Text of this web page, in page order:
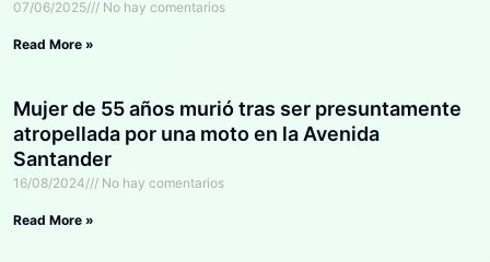
07/06/2025 No hay comentarios
Read More »
Mujer de 55 años murió tras ser presuntamente
atropellada por una moto en la Avenida
Santander
16/08/2024 No hay comentarios
Read More »